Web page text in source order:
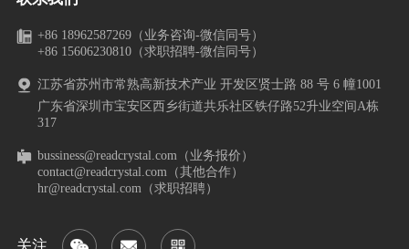
+86 18962587269（业务咨询-微信同号）
+86 15606230810（求职招聘-微信同号）
江苏省苏州市常熟高新技术产业 开发区贤士路 88 号 6 幢1001
广东省深圳市宝安区西乡街道共乐社区铁仔路52升业空间A栋
317
bussiness@readcrystal.com（业务报价）
contact@readcrystal.com（其他合作）
hr@readcrystal.com（求职招聘）